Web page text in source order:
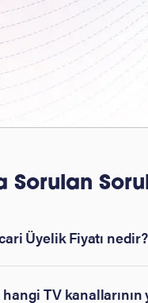
Sorulan
Üyelik Fiyatı nedir?
TV